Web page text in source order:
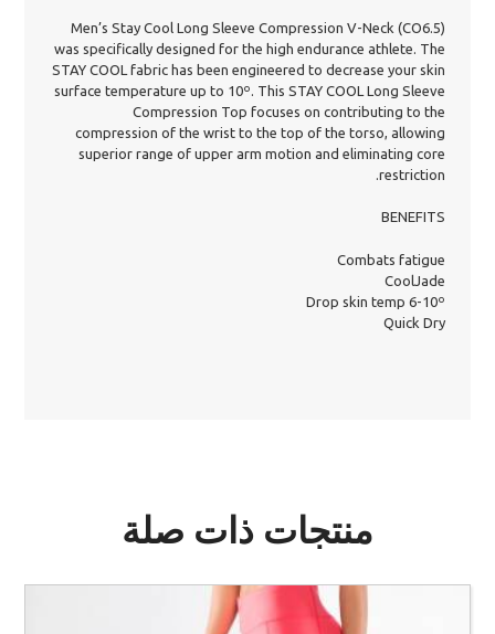
Men’s Stay Cool Long Sleeve Compression V-Neck (CO6.5)
was specifically designed for the high endurance athlete. The
STAY COOL fabric has been engineered to decrease your skin
surface temperature up to 10º. This STAY COOL Long Sleeve
Compression Top focuses on contributing to the
compression of the wrist to the top of the torso, allowing
superior range of upper arm motion and eliminating core
restriction.
BENEFITS
Combats fatigue
CoolJade
Drop skin temp 6-10º
Quick Dry
منتجات ذات صلة